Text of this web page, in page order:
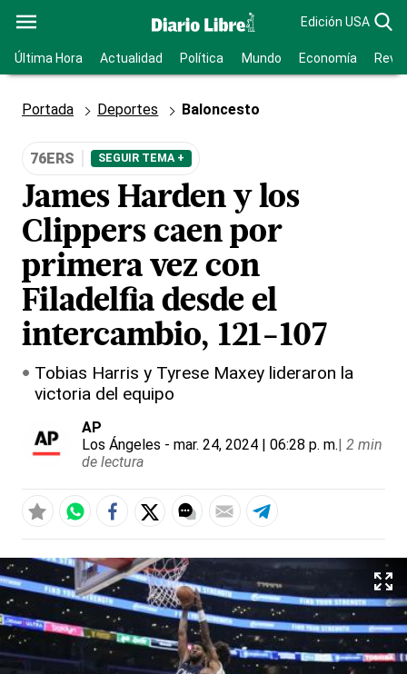
Edición USA
Última Hora Actualidad Política Mundo Economía
Portada Deportes Baloncesto
76ERS SEGUIR TEMA +
James Harden y los
Clippers caen por
primera vez con
Filadelfia desde el
intercambio, 121-107
Tobias Harris y Tyrese Maxey lideraron la
victoria del equipo
AP
Los Ángeles - mar. 24, 2024 | 06:28 p. m.| 2 min
de lectura